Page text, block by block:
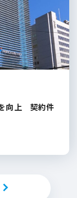
向上 契約件